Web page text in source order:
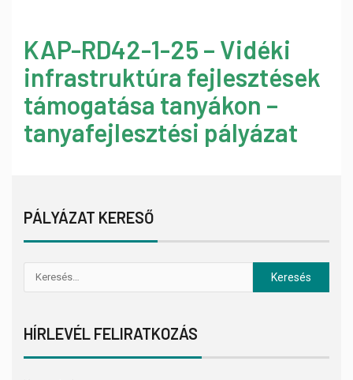
KAP-RD42-1-25 – Vidéki
infrastruktúra fejlesztések
támogatása tanyákon –
tanyafejlesztési pályázat
PÁLYÁZAT KERESŐ
HÍRLEVÉL FELIRATKOZÁS